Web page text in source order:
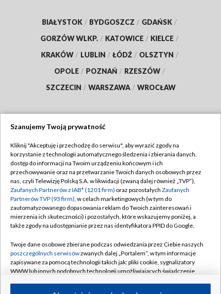
BIAŁYSTOK / BYDGOSZCZ / GDAŃSK /
GORZÓW WLKP. / KATOWICE / KIELCE /
KRAKÓW / LUBLIN / ŁÓDŹ / OLSZTYN /
OPOLE / POZNAŃ / RZESZÓW /
SZCZECIN / WARSZAWA / WROCŁAW
TVP
Abonament TVP
Emisja w TVP
Centrum informacji TVP
Naziemna Telewizja Cyfrowa
Rada Programowa
System NOS
Informacje o nadawcy
Regulamin TVP
Polityka prywatności
Moje zgody
Pomoc
Kontakt
Kanały
Szanujemy Twoją prywatność
Kliknij "Akceptuję i przechodzę do serwisu", aby wyrazić zgody na
korzystanie z technologii automatycznego śledzenia i zbierania danych,
dostęp do informacji na Twoim urządzeniu końcowym i ich
przechowywanie oraz na przetwarzanie Twoich danych osobowych przez
nas, czyli Telewizję Polską S.A. w likwidacji (zwaną dalej również „TVP”),
Zaufanych Partnerów z IAB* (1201 firm) oraz pozostałych Zaufanych
Partnerów TVP (93 firm), w celach marketingowych (w tym do
zautomatyzowanego dopasowania reklam do Twoich zainteresowań i
mierzenia ich skuteczności) i pozostałych, które wskazujemy poniżej, a
także zgody na udostępnianie przez nas identyfikatora PPID do Google.
Twoje dane osobowe zbierane podczas odwiedzania przez Ciebie naszych
poszczególnych serwisówzwanych dalej „Portalem”, w tym informacje
zapisywane za pomocą technologii takich jak: pliki cookie, sygnalizatory
WWW lub innych podobnych technologii umożliwiających świadczenie